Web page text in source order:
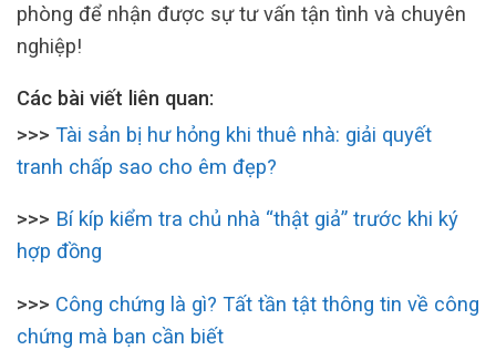
phòng để nhận được sự tư vấn tận tình và chuyên
nghiệp!
Các bài viết liên quan:
>>> Tài sản bị hư hỏng khi thuê nhà: giải quyết
tranh chấp sao cho êm đẹp?
>>> Bí kíp kiểm tra chủ nhà “thật giả” trước khi ký
hợp đồng
>>> Công chứng là gì? Tất tần tật thông tin về công
chứng mà bạn cần biết